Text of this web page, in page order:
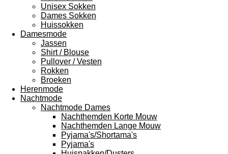
Unisex Sokken
Dames Sokken
Huissokken
Damesmode
Jassen
Shirt / Blouse
Pullover / Vesten
Rokken
Broeken
Herenmode
Nachtmode
Nachtmode Dames
Nachthemden Korte Mouw
Nachthemden Lange Mouw
Pyjama's/Shortama's
Pyjama's